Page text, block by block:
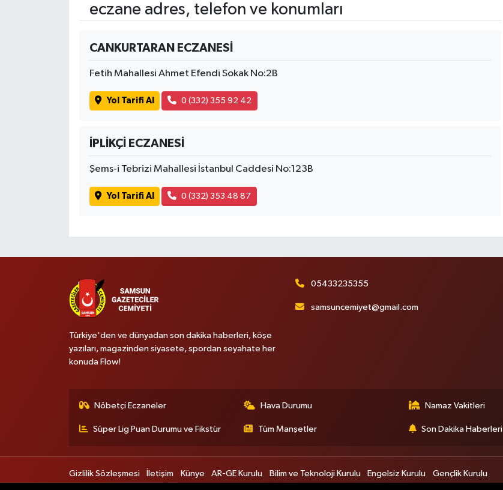
eczane adres, telefon ve konumları
CANKURTARAN ECZANESİ
Fetih Mahallesi Ahmet Efendi Sokak No:2B
Yol Tarifi Al 0 (332) 355 92 42
İPLİKÇİ ECZANESİ
Şems-i Tebrizi Mahallesi İstanbul Caddesi No:123B
Yol Tarifi Al 0 (332) 353 48 87
Türkiye'den ve dünyadan son dakika haberleri, köşe
yazıları, magazinden siyasete, spordan seyahate her
konuda Flow!
05433235355
samsuncemiyet@gmail.com
Nöbetçi Eczaneler Hava Durumu Namaz Vakitleri
Süper Lig Puan Durumu ve Fikstür Tüm Manşetler Son Dakika Haberleri
Gizlilik Sözleşmesi İletişim Künye AR-GE Kurulu Bilim ve Teknoloji Kurulu Engelsiz Kurulu
Gençlik Kurulu